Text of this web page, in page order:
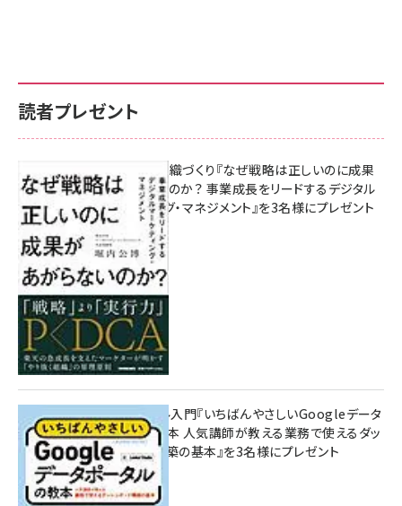
読者プレゼント
成果を生む組織づくり『なぜ戦略は正しいのに成果
があがらないのか？ 事業成長をリードするデジタル
マーケティング・マネジメント』を3名様にプレゼント
10:00
無料BIツール入門『いちばんやさしいGoogleデータ
ポータルの教本 人気講師が教える業務で使えるダッ
シュボード構築の基本』を3名様にプレゼント
7月31日 10:00